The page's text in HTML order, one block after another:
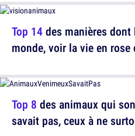
Top 8 des animaux qui
savait pas, ceux à ne
Top 14des manières
monde, voir la vie en